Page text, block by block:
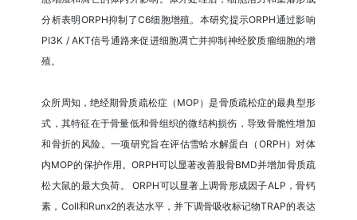
分析表明ORPH抑制了C6细胞增殖。本研究提示ORPH通过影响
PI3K / AKT信号通路来促进细胞凋亡并抑制神经胶质瘤细胞的增
殖。
众所周知，绝经期骨质疏松症（MOP）是骨质疏松症的最典型形
式，其特征在于骨量低和骨组织的微结构损伤，导致骨脆性增加
和骨折的风险。一项研究旨在评估雪蛤水解蛋白（ORPH）对体
内MOP的保护作用。ORPH可以显著改善股骨BMD并增加骨质疏
松大鼠的最大负荷。 ORPH可以显著上调骨形成因子ALP，骨钙
素，ColI和Runx2的表达水平，并下调骨吸收标记物TRAP的表达